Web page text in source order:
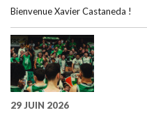
Bienvenue Xavier Castaneda !
29 JUIN 2026